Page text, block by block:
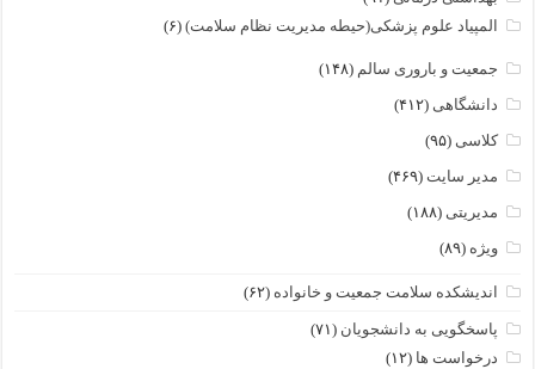
المپیاد علوم پزشکی(حیطه مدیریت نظام سلامت) (۶)
جمعیت و باروری سالم (۱۴۸)
دانشگاهی (۴۱۲)
کلاسی (۹۵)
مدیر سایت (۴۶۹)
مدیریتی (۱۸۸)
ویژه (۸۹)
اندیشکده سلامت جمعیت و خانواده (۶۲)
پاسخگویی به دانشجویان (۷۱)
درخواست ها (۱۲)